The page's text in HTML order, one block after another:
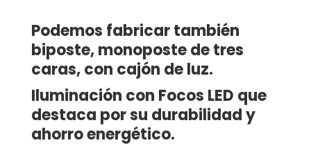
Podemos fabricar también
biposte, monoposte de tres
caras, con cajón de luz.
Iluminación con Focos LED que
destaca por su durabilidad y
ahorro energético.